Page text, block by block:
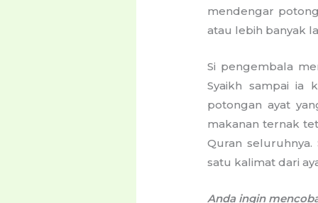
mendengar
atau lebih banyak
Si pengembala
Syaikh sampai ia
potongan ayat
makanan ternak
Quran
satu kalimat dari
Anda ingin